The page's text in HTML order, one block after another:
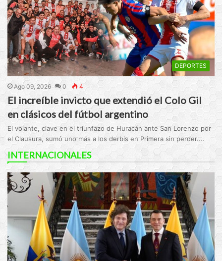
DEPORTES
Ago 09, 2026 0 4
El increíble invicto que extendió el Colo Gil
en clásicos del fútbol argentino
El volante, clave en el triunfazo de Huracán ante San Lorenzo por
el Clausura, sumó uno más a los derbis en Primera sin perder....
INTERNACIONALES